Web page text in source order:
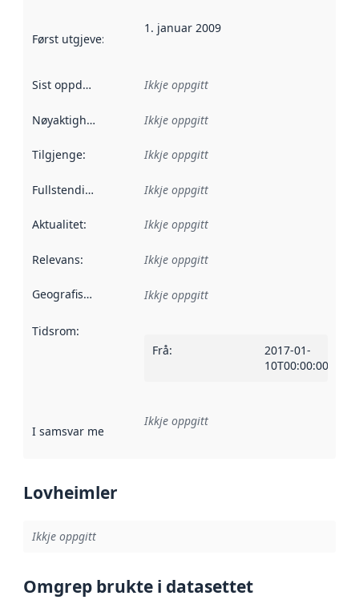
Først utgjeve: Denne datoen seier når dataa i dette
1. januar 2009
Sist oppdatert Ikkje oppgitt
Nøyaktigheit Ikkje oppgitt
Tilgjenge: Ikkje oppgitt
Fullstendigheit Ikkje oppgitt
Aktualitet: Ikkje oppgitt
Relevans: Ikkje oppgitt
Geografisk område Ikkje oppgitt
Tidsrom:
Frå:
2017-01-
10T00:00:00Z
I samsvar med Referanse til ei implementeringsregel eller
Ikkje oppgitt
Lovheimler
Ikkje oppgitt
Omgrep brukte i datasettet